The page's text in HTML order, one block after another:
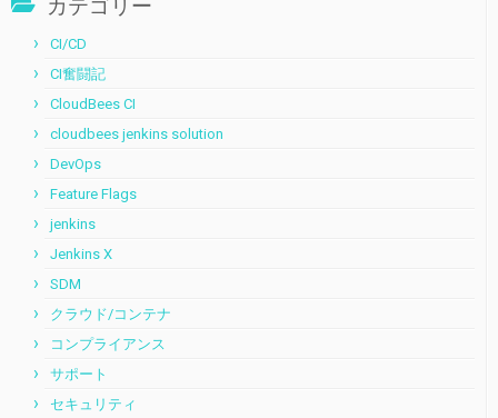
カテゴリー
CI/CD
CI奮闘記
CloudBees CI
cloudbees jenkins solution
DevOps
Feature Flags
jenkins
Jenkins X
SDM
クラウド/コンテナ
コンプライアンス
サポート
セキュリティ